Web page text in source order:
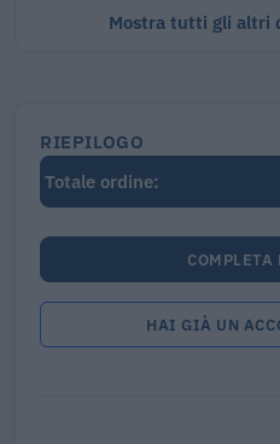
Mostra tutti gli altri
RIEPILOGO
Totale ordine:
COMPLETA
HAI GIÀ UN